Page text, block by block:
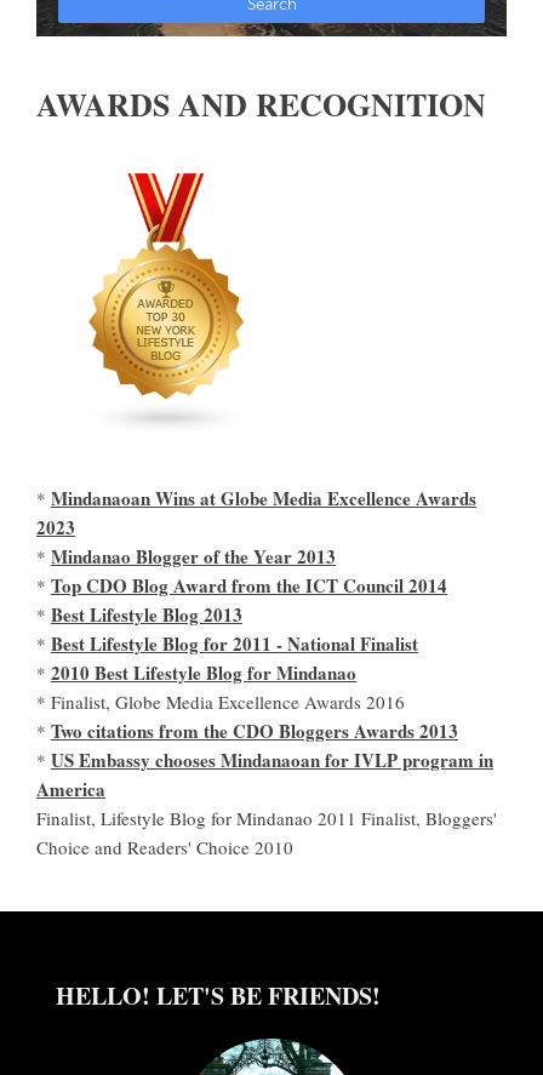
AWARDS AND RECOGNITION
* Mindanaoan Wins at Globe Media Excellence Awards
2023
* Mindanao Blogger of the Year 2013
* Top CDO Blog Award from the ICT Council 2014
* Best Lifestyle Blog 2013
* Best Lifestyle Blog for 2011 - National Finalist
* 2010 Best Lifestyle Blog for Mindanao
* Finalist, Globe Media Excellence Awards 2016
* Two citations from the CDO Bloggers Awards 2013
* US Embassy chooses Mindanaoan for IVLP program in
America
Finalist, Lifestyle Blog for Mindanao 2011 Finalist, Bloggers'
Choice and Readers' Choice 2010
HELLO! LET'S BE FRIENDS!